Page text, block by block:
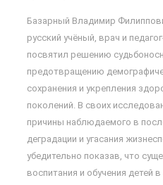
Базарный Владимир
русский учёный, врач и
посвятил решению
предотвращению
сохранения и укрепления
поколений. В своих
причины наблюдаемого в
деградации и угасания
убедительно показав, что
воспитания и обучения детей